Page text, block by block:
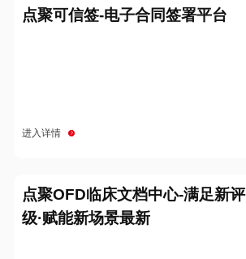
点聚可信签-电子合同签署平台
进入详情
点聚OFD临床文档中心-满足新评
级·赋能新场景最新